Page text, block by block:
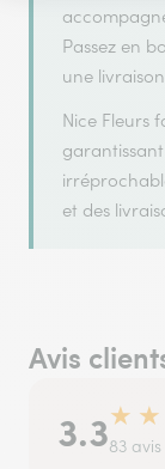
Passez en
une
Nice Fleurs
et des
Avis
3.3★ ★
83